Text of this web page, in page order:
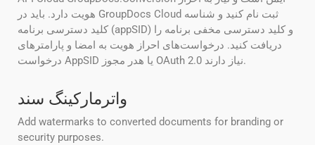
هویت دارد. باید در GroupDocs Cloud ثبت نام کنید و شناسه
کلید دسترسی برنامه (appSID) و کلید دسترسی مخفی برنامه را
دریافت کنید. درخواست‌های احراز هویت به امضا و پارامترهای
درخواست AppSID یا هدر مجوز OAuth 2.0 نیاز دارند.
واترمارکینگ سند
Add watermarks to converted documents for branding or
security purposes.